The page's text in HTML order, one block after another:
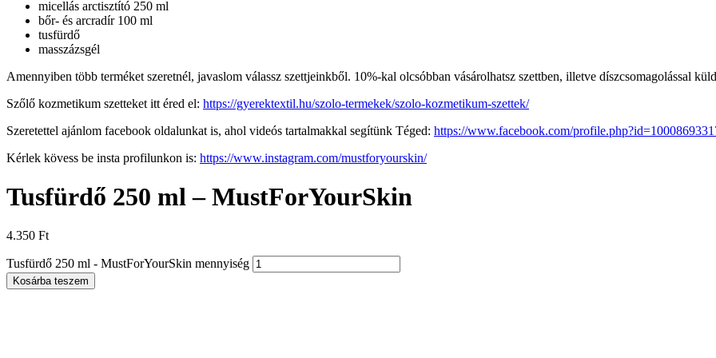
micellás arctisztító 250 ml
bőr- és arcradír 100 ml
tusfürdő
masszázsgél
Amennyiben több terméket szeretnél, javaslom válassz szettjeinkből. 10%-kal olcsóbban vásárolhatsz szettben, illetve díszcsomagolással
Szőlő kozmetikum szetteket itt éred el: https://gyerektextil.hu/szolo-termekek/szolo-kozmetikum-szettek/
Szeretettel ajánlom facebook oldalunkat is, ahol videós tartalmakkal segítünk Téged: https://www.facebook.com/
Kérlek kövess be insta profilunkon is: https://www.instagram.com/mustforyourskin/
Tusfürdő 250 ml – MustForYourSkin
4.350 Ft
Tusfürdő 250 ml - MustForYourSkin mennyiség
Kosárba teszem